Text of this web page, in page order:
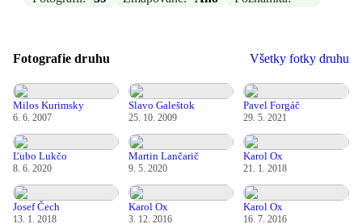
Fotografie druhu Všetky fotky druhu
Milos Kurimsky
6. 6. 2007
Slavo Galeštok
25. 10. 2009
Pavel Forgáč
29. 5. 2021
Ľubo Lukčo
8. 6. 2020
Martin Lančarič
9. 5. 2020
Karol Ox
21. 1. 2018
Josef Čech
13. 1. 2018
Karol Ox
3. 12. 2016
Karol Ox
16. 7. 2016